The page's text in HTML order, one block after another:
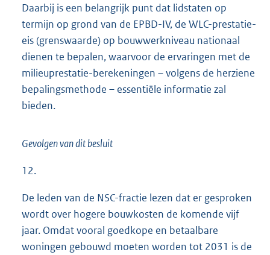
Daarbij is een belangrijk punt dat lidstaten op
termijn op grond van de EPBD-IV, de WLC-prestatie-
eis (grenswaarde) op bouwwerkniveau nationaal
dienen te bepalen, waarvoor de ervaringen met de
milieuprestatie-berekeningen – volgens de herziene
bepalingsmethode – essentiële informatie zal
bieden.
Gevolgen van dit besluit
12.
De leden van de NSC-fractie lezen dat er gesproken
wordt over hogere bouwkosten de komende vijf
jaar. Omdat vooral goedkope en betaalbare
woningen gebouwd moeten worden tot 2031 is de